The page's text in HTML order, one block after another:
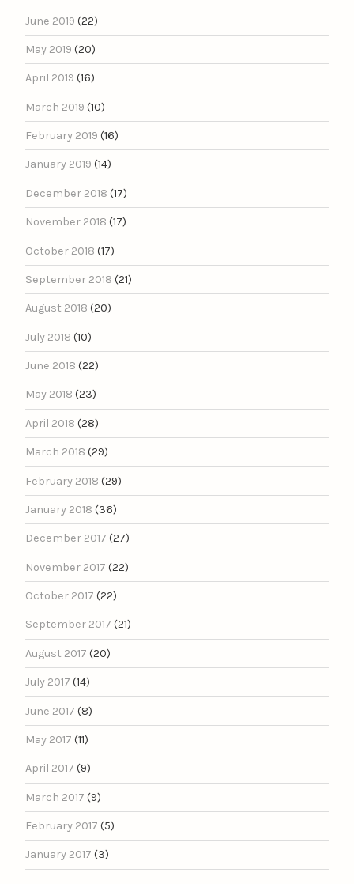
June 2019 (22)
May 2019 (20)
April 2019 (16)
March 2019 (10)
February 2019 (16)
January 2019 (14)
December 2018 (17)
November 2018 (17)
October 2018 (17)
September 2018 (21)
August 2018 (20)
July 2018 (10)
June 2018 (22)
May 2018 (23)
April 2018 (28)
March 2018 (29)
February 2018 (29)
January 2018 (36)
December 2017 (27)
November 2017 (22)
October 2017 (22)
September 2017 (21)
August 2017 (20)
July 2017 (14)
June 2017 (8)
May 2017 (11)
April 2017 (9)
March 2017 (9)
February 2017 (5)
January 2017 (3)